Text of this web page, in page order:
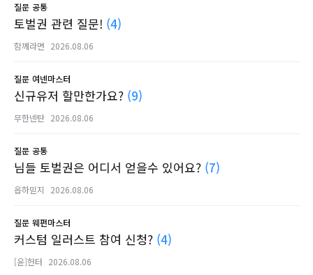
질문 공통
토벌권 관련 질문! (4)
함께라면 2026.08.06
질문 여넨마스터
신규유저 할만한가요? (9)
무한넨탄 2026.08.06
질문 공통
님들 토벌권은 어디서 얻을수 있어요? (7)
옵하믿지 2026.08.06
질문 웨펀마스터
커스텀 일러스트 참여 신청? (4)
[윤]헌터 2026.08.06